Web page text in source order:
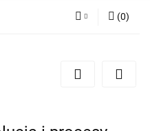
Zarejestruj się
(0)